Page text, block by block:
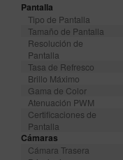
Pantalla
Tipo de Pantalla
Tamaño de Pantalla
Resolución de
Pantalla
Tasa de Refresco
Brillo Máximo
Gama de Color
Atenuación PWM
Certificaciones de
Pantalla
Cámaras
Cámara Trasera